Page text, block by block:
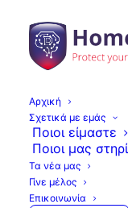
Αρχική
Σχετικά με εμάς
Ποιοι είμαστε
Ποιοι μας
Τα νέα μας
Γίνε μέλος
Επικοινωνία